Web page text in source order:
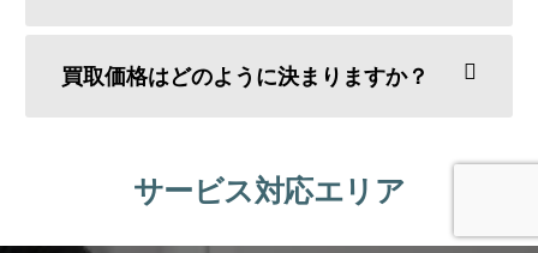
買取価格はどのように決まりますか？
サービス対応エリア